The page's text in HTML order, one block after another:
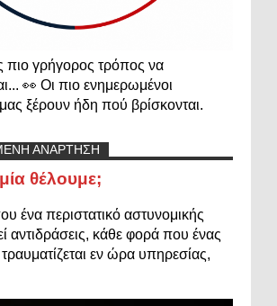
πιο γρήγορος τρόπος να
👀 Οι πιο ενημερωμένοι
ξέρουν ήδη πού βρίσκονται.
ΑΝΑΡΤΗΣΗ
θέλουμε;
ένα περιστατικό αστυνομικής
αντιδράσεις, κάθε φορά που ένας
εν ώρα υπηρεσίας,